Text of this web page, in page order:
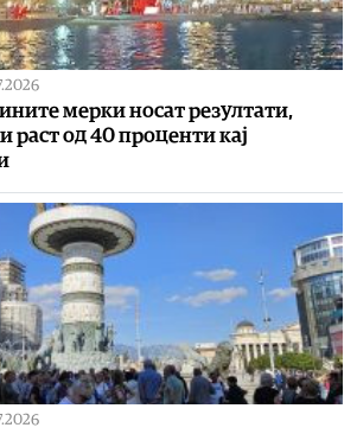
мерки носат резултати,
раст од 40 проценти кај